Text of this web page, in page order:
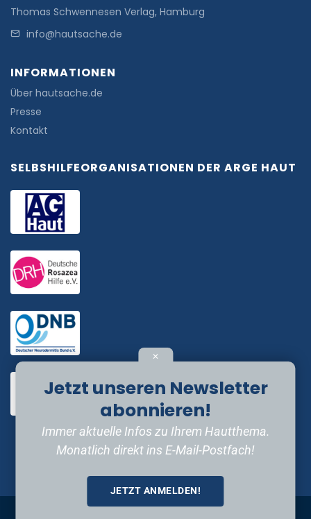
Thomas Schwennesen Verlag, Hamburg
info@hautsache.de
INFORMATIONEN
Über hautsache.de
Presse
Kontakt
SELBSHILFEORGANISATIONEN DER ARGE HAUT
Datenschutzerklärung
✕
Jetzt unseren Newsletter
abonnieren!
Immer aktuelle Infos zu Ihrem Hautthema.
Monatlich direkt ins E-Mail-Postfach!
JETZT ANMELDEN!